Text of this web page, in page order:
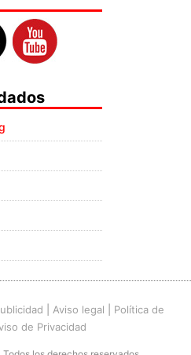
Aviso legal
Política de
de Privacidad